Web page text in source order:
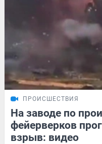
ПРОИСШЕСТВИЯ
На заводе по
фейерверков
взрыв: видео